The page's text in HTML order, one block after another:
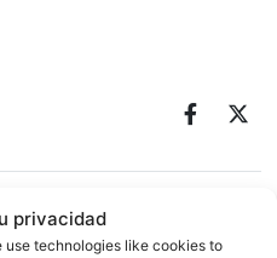
privacidad
use technologies like cookies to